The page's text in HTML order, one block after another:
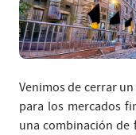
Venimos de cerrar
para los mercados
una combinación de